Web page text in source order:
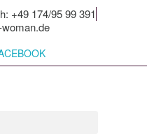
+49 174/95 99 391